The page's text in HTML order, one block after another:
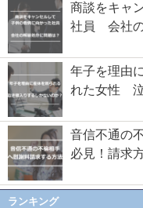
商談をキャ
社員 会社の
年子を理由
れた女性 泣
音信不通の
必見！請求
ランキング